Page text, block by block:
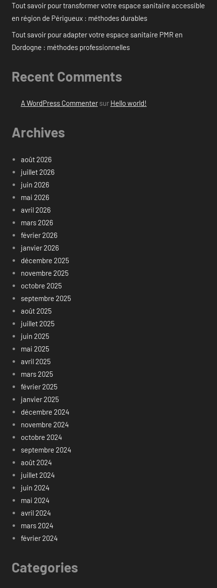
Tout savoir pour transformer votre espace sanitaire accessible
en région de Périgueux : méthodes durables
Tout savoir pour adapter votre espace sanitaire PMR en
Dordogne : méthodes professionnelles
Recent Comments
A WordPress Commentersur Hello world!
Archives
août 2026
juillet 2026
juin 2026
mai 2026
avril 2026
mars 2026
février 2026
janvier 2026
décembre 2025
novembre 2025
octobre 2025
septembre 2025
août 2025
juillet 2025
juin 2025
mai 2025
avril 2025
mars 2025
février 2025
janvier 2025
décembre 2024
novembre 2024
octobre 2024
septembre 2024
août 2024
juillet 2024
juin 2024
mai 2024
avril 2024
mars 2024
février 2024
Categories